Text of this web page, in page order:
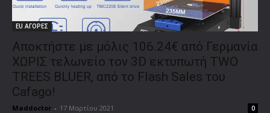
EU ΑΓΟΡΕΣ
Αποκτήστε με μόλις 106.24€ από Γερμανία
ΧΩΡΙΣ τελωνείο τον 3D εκτυπωτή TWO
TREES BLUER, από το Flash Sales του
Cafago!
Maddoctor - 17 Μαρτίου 2021 0